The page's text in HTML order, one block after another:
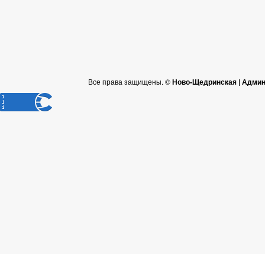
Все права защищены. ©Ново-Щедринская |